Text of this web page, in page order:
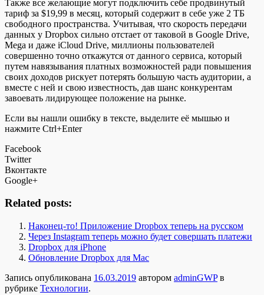
Также все желающие могут подключить себе продвинутый
тариф за $19,99 в месяц, который содержит в себе уже 2 ТБ
свободного пространства. Учитывая, что скорость передачи
данных у Dropbox сильно отстает от таковой в Google Drive,
Mega и даже iCloud Drive, миллионы пользователей
совершенно точно откажутся от данного сервиса, который
путем навязывания платных возможностей ради повышения
своих доходов рискует потерять большую часть аудитории, а
вместе с ней и свою известность, дав шанс конкурентам
завоевать лидирующее положение на рынке.
Если вы нашли ошибку в тексте, выделите её мышью и
нажмите Ctrl+Enter
Facebook
Twitter
Вконтакте
Google+
Related posts:
Наконец-то! Приложение Dropbox теперь на русском
Через Instagram теперь можно будет совершать платежи
Dropbox для iPhone
Обновление Dropbox для Mac
Запись опубликована 16.03.2019 автором adminGWPв
рубрике Технологии.